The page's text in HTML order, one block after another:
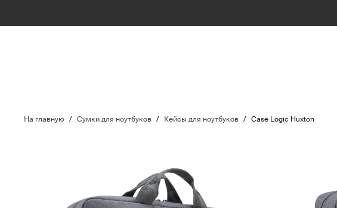
На главную / Сумки для ноутбуков / Кейсы для ноутбуков / Case Logic Huxton